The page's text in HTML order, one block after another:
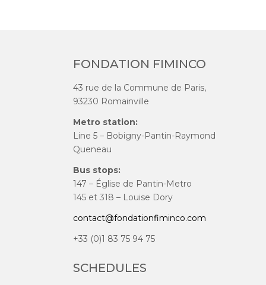
FONDATION FIMINCO
43 rue de la Commune de Paris,
93230 Romainville
Metro station:
Line 5 – Bobigny-Pantin-Raymond
Queneau
Bus stops:
147 – Église de Pantin-Metro
145 et 318 – Louise Dory
contact@fondationfiminco.com
+33 (0)1 83 75 94 75
SCHEDULES